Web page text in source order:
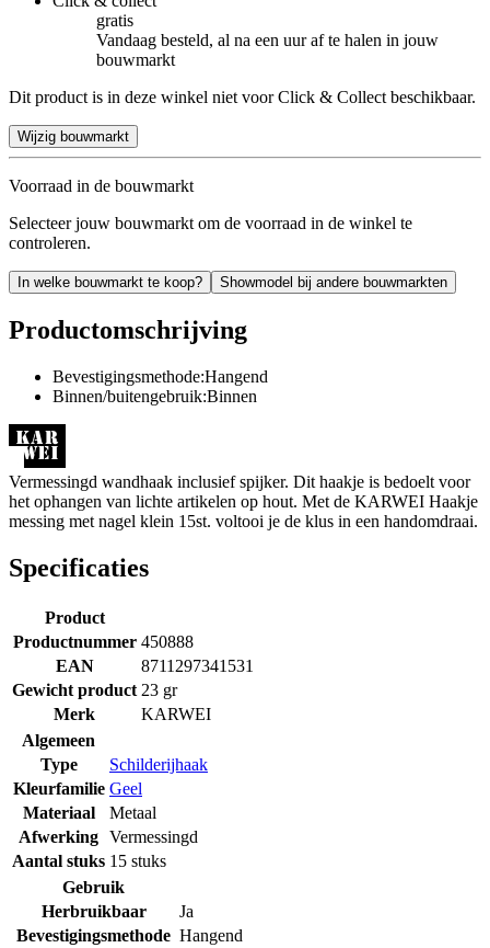
gratis
Vandaag besteld, al na een uur af te halen in jouw
bouwmarkt
Dit product is in deze winkel niet voor Click & Collect beschikbaar.
Wijzig bouwmarkt
Voorraad in de bouwmarkt
Selecteer jouw bouwmarkt om de voorraad in de winkel te
controleren.
In welke bouwmarkt te koop? Showmodel bij andere bouwmarkten
Productomschrijving
Bevestigingsmethode:Hangend
Binnen/buitengebruik:Binnen
Vermessingd wandhaak inclusief spijker. Dit haakje is bedoelt voor
het ophangen van lichte artikelen op hout. Met de KARWEI Haakje
messing met nagel klein 15st. voltooi je de klus in een handomdraai.
Specificaties
Product
Productnummer 450888
EAN
8711297341531
Gewicht product 23 gr
Merk
KARWEI
Algemeen
Type
Schilderijhaak
Kleurfamilie Geel
Materiaal
Metaal
Afwerking Vermessingd
Aantal stuks 15 stuks
Gebruik
Herbruikbaar
Ja
Bevestigingsmethode Hangend